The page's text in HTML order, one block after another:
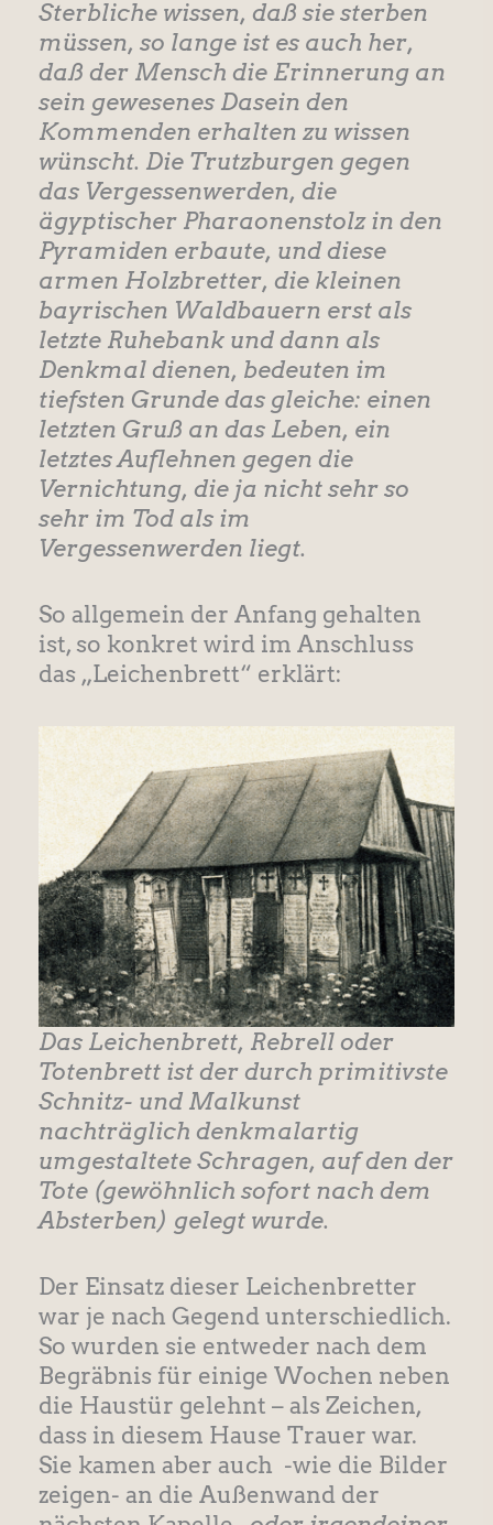
Sterbliche wissen, daß sie sterben
müssen, so lange ist es auch her,
daß der Mensch die Erinnerung an
sein gewesenes Dasein den
Kommenden erhalten zu wissen
wünscht. Die Trutzburgen gegen
das Vergessenwerden, die
ägyptischer Pharaonenstolz in den
Pyramiden erbaute, und diese
armen Holzbretter, die kleinen
bayrischen Waldbauern erst als
letzte Ruhebank und dann als
Denkmal dienen, bedeuten im
tiefsten Grunde das gleiche: einen
letzten Gruß an das Leben, ein
letztes Auflehnen gegen die
Vernichtung, die ja nicht sehr so
sehr im Tod als im
Vergessenwerden liegt.
So allgemein der Anfang gehalten
ist, so konkret wird im Anschluss
das „Leichenbrett“ erklärt:
Das Leichenbrett, Rebrell oder
Totenbrett ist der durch primitivste
Schnitz- und Malkunst
nachträglich denkmalartig
umgestaltete Schragen, auf den der
Tote (gewöhnlich sofort nach dem
Absterben) gelegt wurde.
Der Einsatz dieser Leichenbretter
war je nach Gegend unterschiedlich.
So wurden sie entweder nach dem
Begräbnis für einige Wochen neben
die Haustür gelehnt – als Zeichen,
dass in diesem Hause Trauer war.
Sie kamen aber auch -wie die Bilder
zeigen- an die Außenwand der